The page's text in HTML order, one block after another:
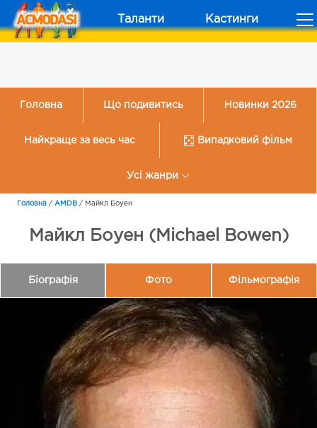
Таланти Кастинги
Головна Що подивитись Новинки 2026
Найкраще за весь час Випадковий фільм
Усі жанри
Головна / AMDB / Майкл Боуен
Майкл Боуен (Michael Bowen)
Біографія Фото Фільмографія